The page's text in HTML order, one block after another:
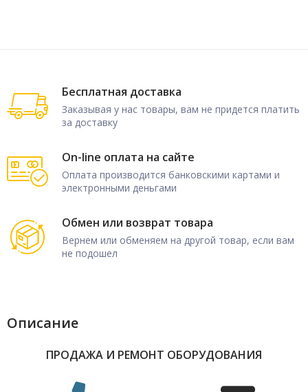
Бесплатная доставка
Заказывая у нас товары, вам не придется платить
за доставку
On-line оплата на сайте
Оплата производится банковскими картами и
электронными деньгами
Обмен или возврат товара
Вернем или обменяем на другой товар, если вам
не подошел
Описание
ПРОДАЖА И РЕМОНТ ОБОРУДОВАНИЯ